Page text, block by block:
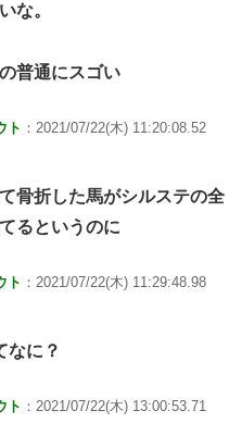
な。
普通にスゴい
ト ：2021/07/22(木) 11:20:08.52
骨折した馬がシルステの全
るというのに
ト ：2021/07/22(木) 11:29:48.98
なに？
ト ：2021/07/22(木) 13:00:53.71